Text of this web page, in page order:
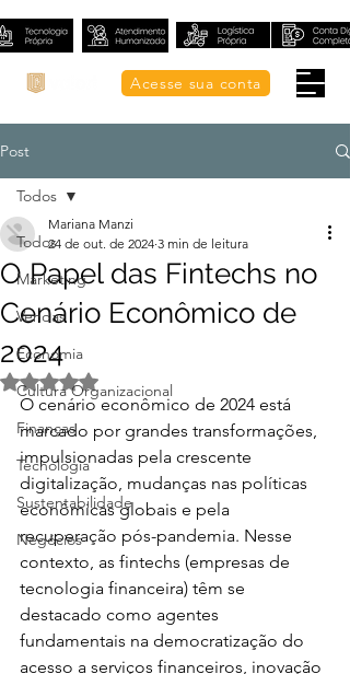
Acesse sua conta
Post
Todos
Marketing
Vendas
Economia
Cultura Organizacional
Finanças
Tecnologia
Sustentabilidade
Negócios
Todos
O Papel das Fintechs no
Cenário Econômico de
2024
Mariana Manzi
24 de out. de 2024 3 min de leitura
Avaliado com NaN de 5 estrelas.
O cenário econômico de 2024 está
marcado por grandes transformações,
impulsionadas pela crescente
digitalização, mudanças nas políticas
econômicas globais e pela
recuperação pós-pandemia. Nesse
contexto, as fintechs (empresas de
tecnologia financeira) têm se
destacado como agentes
fundamentais na democratização do
acesso a serviços financeiros, inovação